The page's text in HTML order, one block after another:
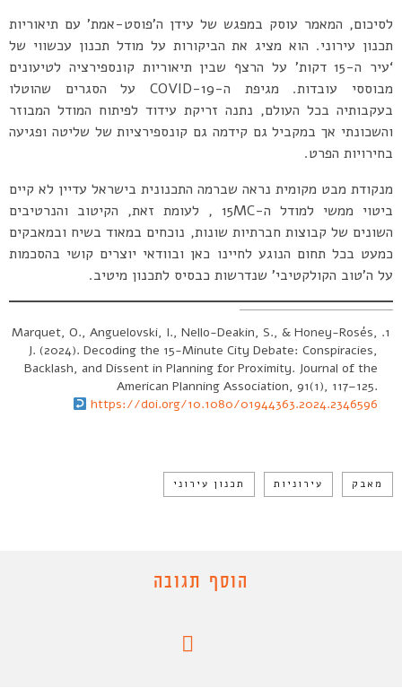
לסיכום, המאמר עוסק במפגש של עידן ה’פוסט-אמת’ עם תיאוריות
תכנון עירוני. הוא מציג את הביקורות על מודל תכנון עכשווי של
‘עיר ה-15 דקות’ על הרצף שבין תיאוריות קונספירציה לטיעונים
מבוססי עובדות. מגיפת ה-COVID-19 על הסגרים שהוטלו
בעקבותיה בכל העולם, נתנה זריקת עידוד לפיתוח המודל המבוזר
והשכונתי אך במקביל גם קידמה גם קונספירציות של שליטה ופגיעה
בחירויות הפרט.
מנקודת מבט מקומית נראה שברמה התכנונית בישראל עדיין לא קיים
ביטוי ממשי למודל ה-15MC , לעומת זאת, הקיטוב והנרטיבים
השונים של קבוצות חברתיות שונות, נוכחים במאוד בשיח ובמאבקים
כמעט בכל תחום הנוגע לחיינו כאן ובוודאי יוצרים קושי בהסכמות
על ה’טוב הקולקטיבי’ שנדרשות כבסיס לתכנון מיטיב.
Marquet, O., Anguelovski, I., Nello-Deakin, S., & Honey-Rosés,
J. (2024). Decoding the 15-Minute City Debate: Conspiracies,
Backlash, and Dissent in Planning for Proximity. Journal of the
American Planning Association, 91(1), 117–125.
https://doi.org/10.1080/01944363.2024.2346596
מאבק עירוניות תכנון עירוני
הוסף תגובה